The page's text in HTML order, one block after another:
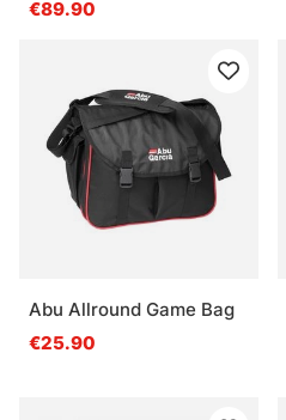
€89.90
Abu Allround Game Bag
€25.90